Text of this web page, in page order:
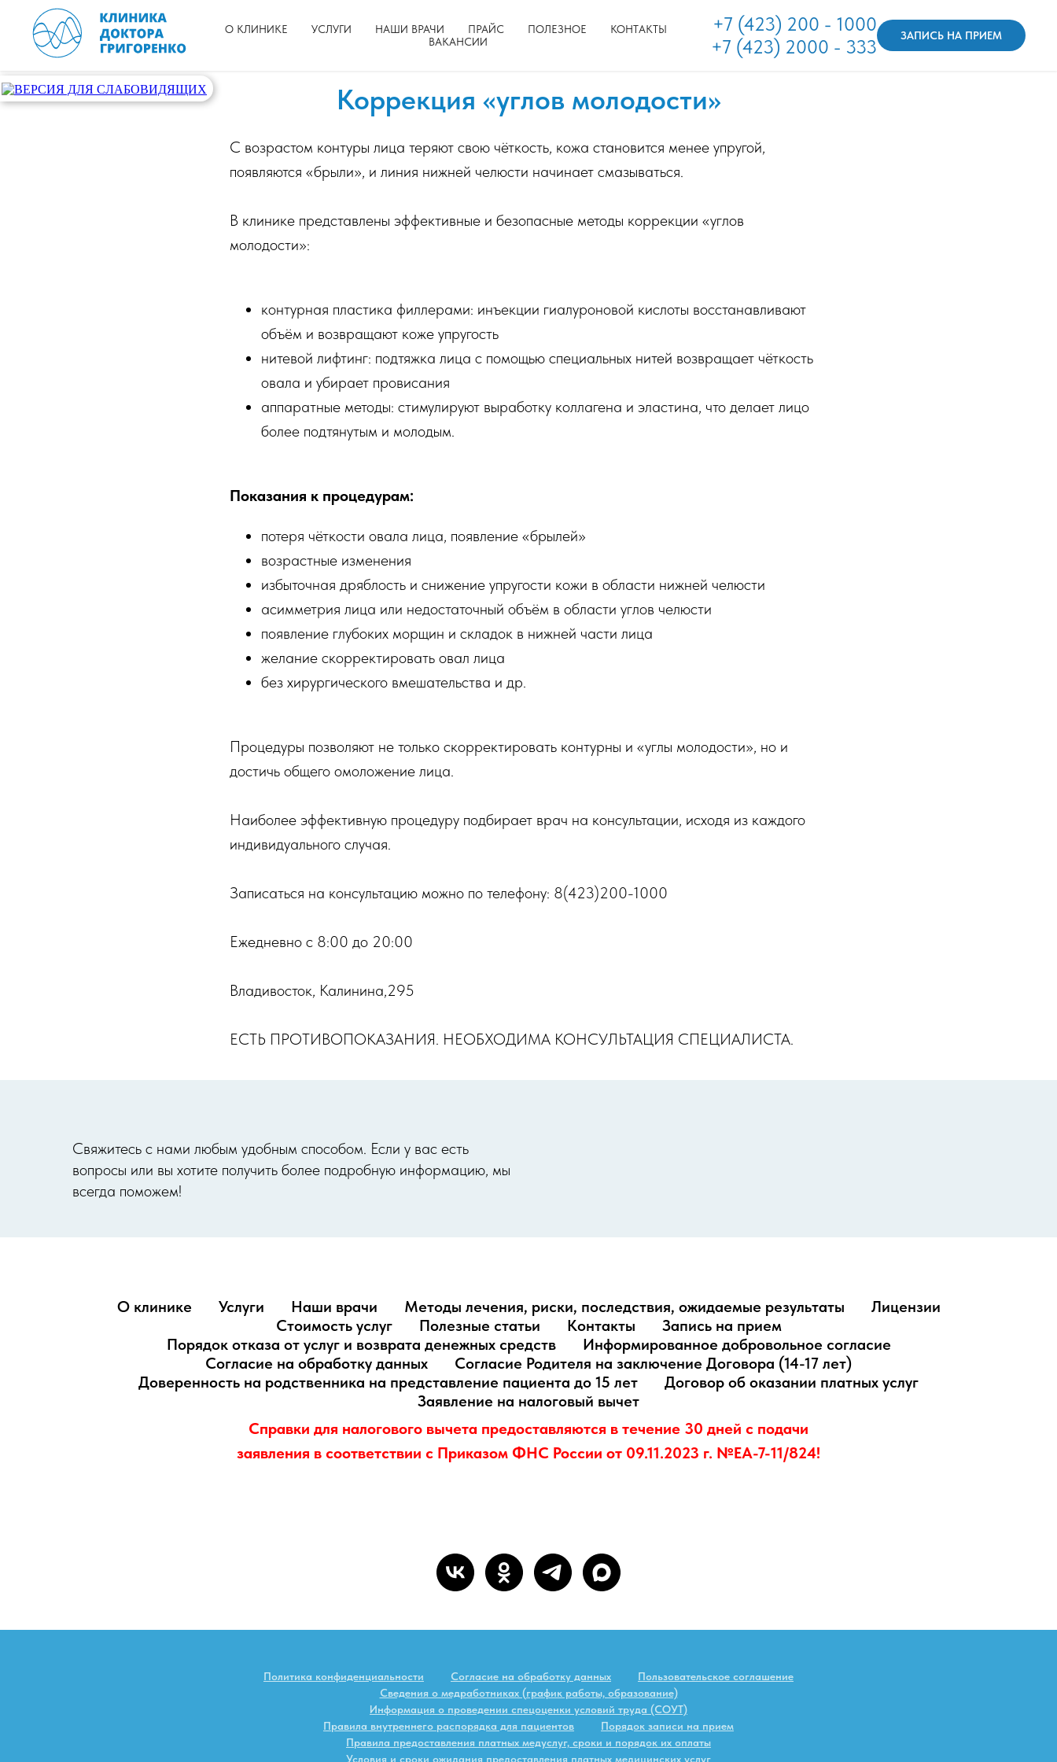
О КЛИНИКЕ УСЛУГИ НАШИ ВРАЧИ ПРАЙС ПОЛЕЗНОЕ
КОНТАКТЫ
ВАКАНСИИ
+7 (423) 200 - 1000
+7 (423) 2000 - 333
ЗАПИСЬ НА ПРИЕМ
Коррекция «углов молодости»
С возрастом контуры лица теряют свою чёткость, кожа становится менее упругой,
появляются «брыли», и линия нижней челюсти начинает смазываться.
В клинике представлены эффективные и безопасные методы коррекции «углов
молодости»:
контурная пластика филлерами: инъекции гиалуроновой кислоты восстанавливают
объём и возвращают коже упругость
нитевой лифтинг: подтяжка лица с помощью специальных нитей возвращает чёткость
овала и убирает провисания
аппаратные методы: стимулируют выработку коллагена и эластина, что делает лицо
более подтянутым и молодым.
Показания к процедурам:
потеря чёткости овала лица, появление «брылей»
возрастные изменения
избыточная дряблость и снижение упругости кожи в области нижней челюсти
асимметрия лица или недостаточный объём в области углов челюсти
появление глубоких морщин и складок в нижней части лица
желание скорректировать овал лица
без хирургического вмешательства и др.
Процедуры позволяют не только скорректировать контурны и «углы молодости», но и
достичь общего омоложение лица.
Наиболее эффективную процедуру подбирает врач на консультации, исходя из каждого
индивидуального случая.
Записаться на консультацию можно по телефону: 8(423)200-1000
Ежедневно с 8:00 до 20:00
Владивосток, Калинина,295
ЕСТЬ ПРОТИВОПОКАЗАНИЯ. НЕОБХОДИМА КОНСУЛЬТАЦИЯ СПЕЦИАЛИСТА.
Cвяжитесь с нами любым удобным способом. Если у вас есть
вопросы или вы хотите получить более подробную информацию, мы
всегда поможем!
О клинике Услуги Наши врачи Методы лечения, риски, последствия, ожидаемые результаты
Лицензии
Стоимость услуг
Полезные статьи Контакты
Запись на прием
Порядок отказа от услуг и возврата денежных средств
Информированное добровольное согласие
Согласие на обработку данных
Согласие Родителя на заключение Договора (14-17 лет)
Доверенность на родственника на представление пациента до 15 лет
Договор об оказании платных услуг
Заявление на налоговый вычет
Справки для налогового вычета предоставляются в течение 30 дней с подачи
заявления в соответствии с Приказом ФНС России от 09.11.2023 г. №ЕА-7-11/824!
Политика конфиденциальности Согласие на обработку данных
Пользовательское соглашение
Сведения о медработниках (график работы, образование)
Информация о проведении спецоценки условий труда (СОУТ)
Правила внутреннего распорядка для пациентов
Порядок записи на прием
Правила предоставления платных медуслуг, сроки и порядок их оплаты
Условия и сроки ожидания предоставления платных медицинских услуг